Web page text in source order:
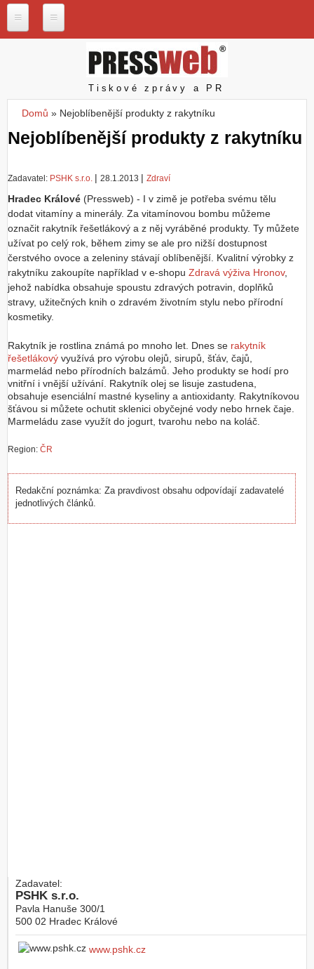
P
e
b
.
N
a
š
e
s
l
u
ž
y
a
l
o
ž
i
t
ú
e
Pressweb
Tiskové zprávy a PR
Jste zde
Domů » Nejoblíbenější produkty z rakytníku
Nejoblíbenější produkty z rakytníku
Zadavatel: PSHK s.r.o. | 28.1.2013 | Zdraví
Hradec Králové (Pressweb) - I v zimě je potřeba svému tělu
dodat vitamíny a minerály. Za vitamínovou bombu můžeme
označit rakytník řešetlákový a z něj vyráběné produkty. Ty můžete
užívat po celý rok, během zimy se ale pro nižší dostupnost
čerstvého ovoce a zeleniny stávají oblíbenější. Kvalitní výrobky z
rakytníku zakoupíte například v e-shopu Zdravá výživa Hronov,
jehož nabídka obsahuje spoustu zdravých potravin, doplňků
stravy, užitečných knih o zdravém životním stylu nebo přírodní
kosmetiky.
Rakytník je rostlina známá po mnoho let. Dnes se rakytník
řešetlákový využívá pro výrobu olejů, sirupů, šťáv, čajů,
marmelád nebo přírodních balzámů. Jeho produkty se hodí pro
vnitřní i vnější užívání. Rakytník olej se lisuje zastudena,
obsahuje esenciální mastné kyseliny a antioxidanty. Rakytníkovou
šťávou si můžete ochutit sklenici obyčejné vody nebo hrnek čaje.
Marmeládu zase využít do jogurt, tvarohu nebo na koláč.
Region: ČR
Redakční poznámka: Za pravdivost obsahu odpovídají zadavatelé
jednotlivých článků.
Zadavatel:
PSHK s.r.o.
Pavla Hanuše 300/1
500 02 Hradec Králové
www.pshk.cz